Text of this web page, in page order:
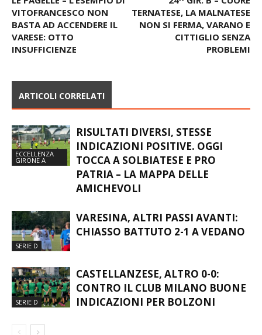
Articolo precedente
LE PAGELLE – L’ESEMPIO DI
VITOFRANCESCO NON
BASTA AD ACCENDERE IL
Articolo successivo
24^ GIR. B – CUORE
TERNATESE, LA MALNATESE
NON SI FERMA, VARANO E
RISULTATI DIVERSI, STESSE
INDICAZIONI POSITIVE. OGGI
TOCCA A SOLBIATESE E PRO
PATRIA – LA MAPPA DELLE
SERIE D
VARESINA, ALTRI PASSI AVANTI:
SERIE D
CASTELLANZESE, ALTRO 0-0:
CONTRO IL CLUB MILANO BUONE